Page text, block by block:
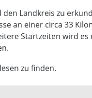
Landkreis zu
an einer circa 33
Startzeiten wird
zu finden.